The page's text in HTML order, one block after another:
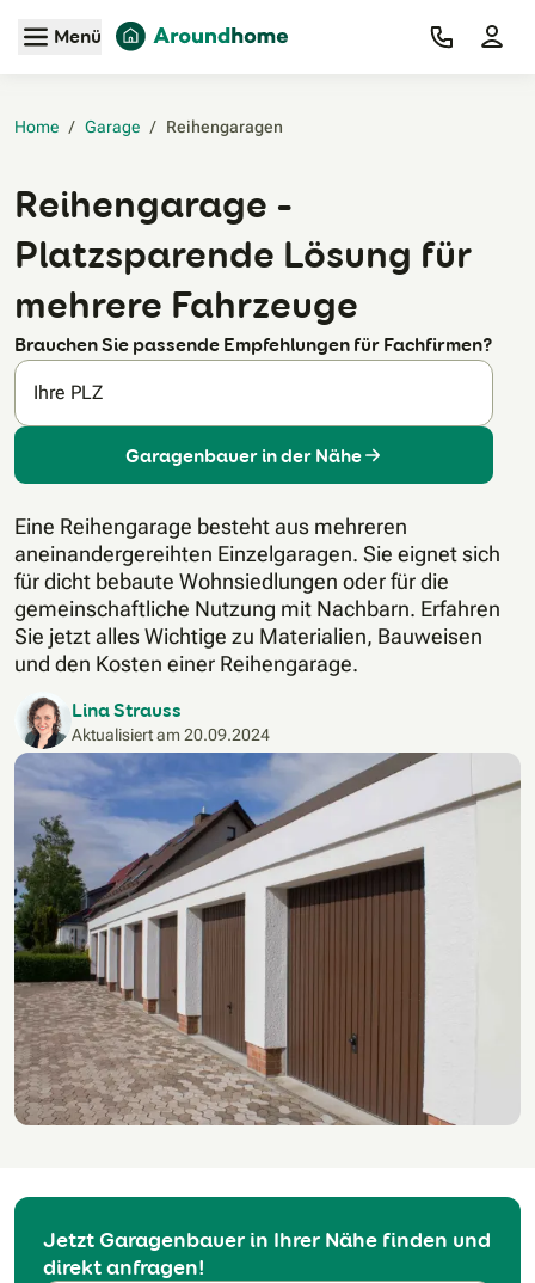
Zum Hauptinhalt
Menü
Home / Garage / Reihengaragen‎
Reihengarage –
Platzsparende Lösung für
mehrere Fahrzeuge
Brauchen Sie passende Empfehlungen für Fachfirmen?
Ihre PLZ
Garagenbauer in der Nähe
Eine Reihengarage besteht aus mehreren
aneinandergereihten Einzelgaragen. Sie eignet sich
für dicht bebaute Wohnsiedlungen oder für die
gemeinschaftliche Nutzung mit Nachbarn. Erfahren
Sie jetzt alles Wichtige zu Materialien, Bauweisen
und den Kosten einer Reihengarage.
Lina Strauss
Aktualisiert am 20.09.2024
Jetzt Garagenbauer in Ihrer Nähe finden und
direkt anfragen!